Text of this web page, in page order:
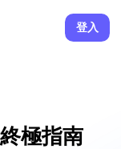
登入
極指南